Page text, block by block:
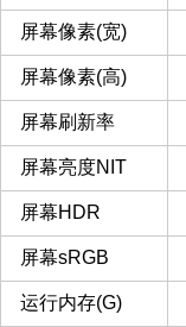
屏幕像素(宽)
屏幕像素(高)
屏幕刷新率
屏幕亮度NIT
屏幕HDR
屏幕sRGB
运行内存(G)